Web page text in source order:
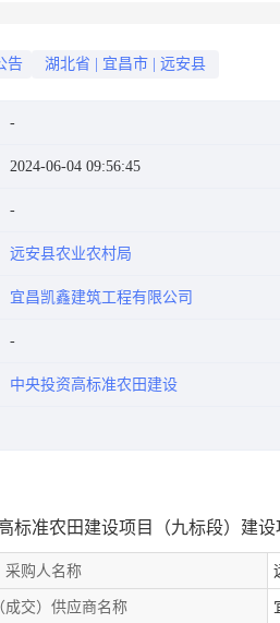
告 湖北省 宜昌市 远安县
2024-06-04 09:56:45
远安县农业农村局
宜昌凯鑫建筑工程有限公司
中央投资高标准农田建设
标准农田建设项目（九标段）建
采购人名称
成交）供应商名称